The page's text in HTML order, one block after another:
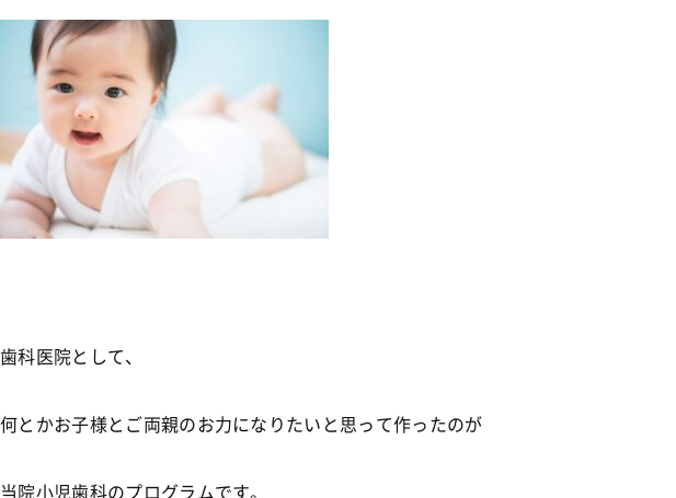
歯科医院として、
何とかお子様とご両親のお力になりたいと思って作ったのが
当院小児歯科のプログラムです。